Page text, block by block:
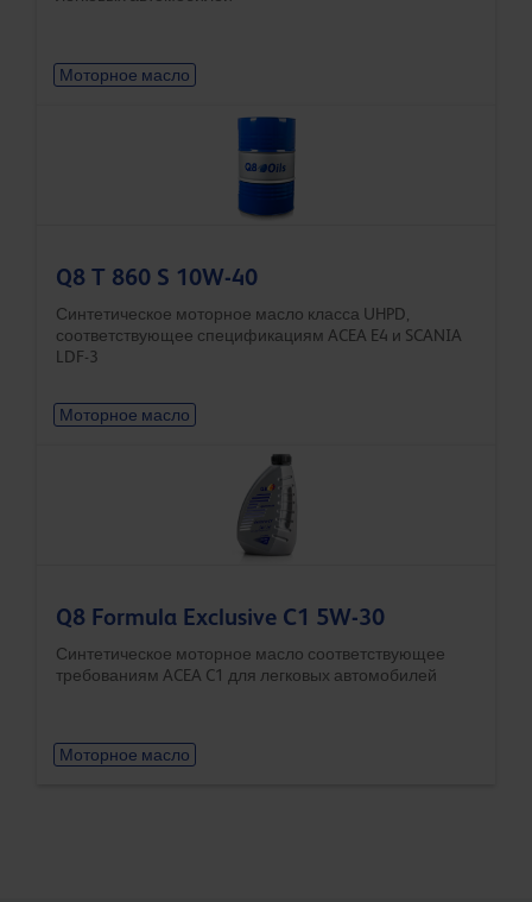
Моторное масло
Q8 T 860 S 10W-40
Синтетическое моторное масло класса UHPD,
соответствующее спецификациям ACEA E4 и SCANIA
LDF-3
Моторное масло
Q8 Formula Exclusive C1 5W-30
Синтетическое моторное масло соответствующее
требованиям ACEA C1 для легковых автомобилей
Моторное масло